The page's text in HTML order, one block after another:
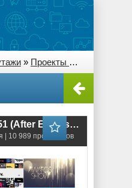
» Проекты After Effects
VideoHivePack - 551 (After Effects Projects Pack)
| 10 989 просмотров